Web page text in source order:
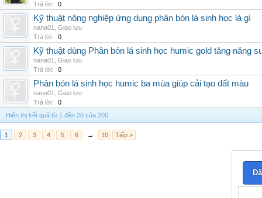
Trả lời:
0
Kỹ thuật nông nghiệp ứng dụng phân bón lá sinh học là gì
nana01
Giao lưu
Trả lời:
0
Kỹ thuật dùng Phân bón lá sinh học humic gold tăng năng
nana01
Giao lưu
Trả lời:
0
Phân bón lá sinh học humic ba mùa giúp cải tạo đất màu
nana01
Giao lưu
Trả lời:
0
Hiển thị kết quả từ 1 đến 20 của 200
1 2 3 4 5 6 → 10 Tiếp >